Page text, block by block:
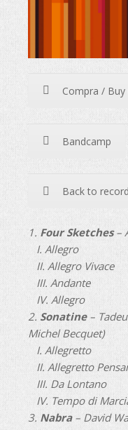
Compra / Buy
Bandcamp
Back to
1. Four Sketches–
I. Allegro
II. Allegro Vivace
III. Andante
IV. Allegro
2. Sonatine–
Michel Becquet)
I. Allegretto
II. Allegretto
III. Da Lontano
IV. Tempo di
3. Nabra– David